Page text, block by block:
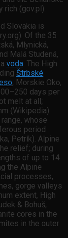
rich (gov.pl).
Slovakia is
Of the 35
Mlynická,
Malá Studená,
voda. The High
Štrbské
, Morskie Oko,
days per
melt at all;
(Wikipedia).
whose
period
Petrík). Alpine
relief; during
of up to 14
the Alpine
processes,
gorge valleys
extent, High
& Bohuš,
cores in the
in the outer